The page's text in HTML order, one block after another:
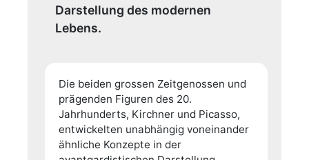
Darstellung des modernen
Lebens.
Die beiden grossen Zeitgenossen und
prägenden Figuren des 20.
Jahrhunderts, Kirchner und Picasso,
entwickelten unabhängig voneinander
ähnliche Konzepte in der